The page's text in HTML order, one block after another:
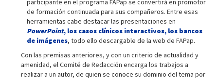
participante en el programa FAPap se convertirá en promotor
de formación continuada para sus compañeros. Entre esas
herramientas cabe destacar las presentaciones en
PowerPoint, los casos clínicos interactivos, los bancos
de imágenes, todo ello descargable de la web de FAPap.
Con las premisas anteriores, y con un criterio de actualidad y
amenidad, el Comité de Redacción encarga los trabajos a
realizar a un autor, de quien se conoce su dominio del tema por